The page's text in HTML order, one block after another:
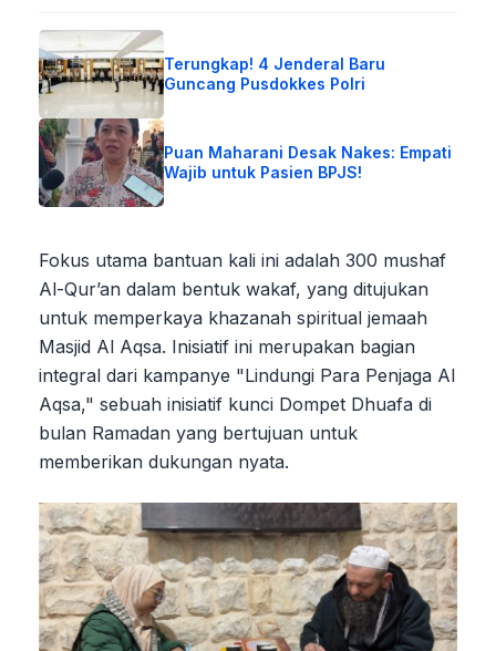
Terungkap! 4 Jenderal Baru
Guncang Pusdokkes Polri
Puan Maharani Desak Nakes: Empati
Wajib untuk Pasien BPJS!
Fokus utama bantuan kali ini adalah 300 mushaf
Al-Qur’an dalam bentuk wakaf, yang ditujukan
untuk memperkaya khazanah spiritual jemaah
Masjid Al Aqsa. Inisiatif ini merupakan bagian
integral dari kampanye "Lindungi Para Penjaga Al
Aqsa," sebuah inisiatif kunci Dompet Dhuafa di
bulan Ramadan yang bertujuan untuk
memberikan dukungan nyata.